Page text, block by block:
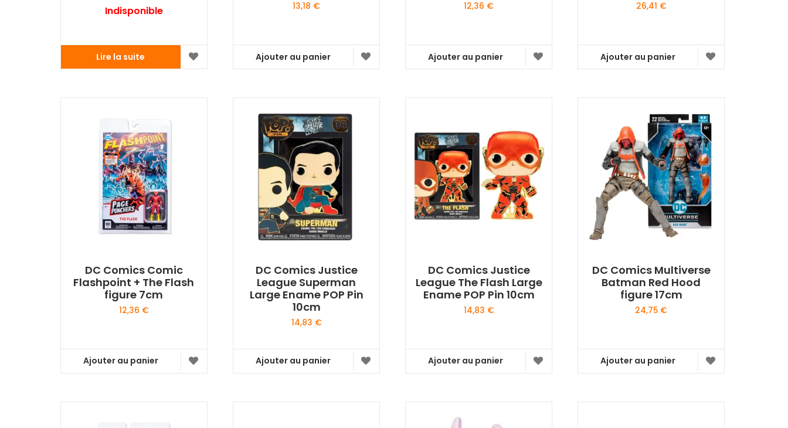
Indisponible
Lire la suite
13,18 €
Ajouter au panier
12,36 €
Ajouter au panier
26,41 €
Ajouter au panier
DC Comics Comic
Flashpoint + The Flash
figure 7cm
12,36 €
Ajouter au panier
DC Comics Justice
League Superman
Large Ename POP Pin
10cm
14,83 €
Ajouter au panier
DC Comics Justice
League The Flash Large
Ename POP Pin 10cm
14,83 €
Ajouter au panier
DC Comics Multiverse
Batman Red Hood
figure 17cm
24,75 €
Ajouter au panier